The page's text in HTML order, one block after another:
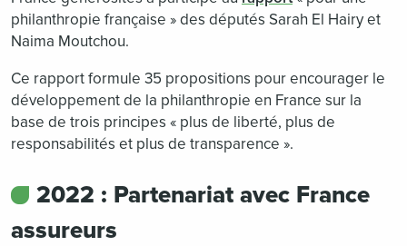
philanthropie française » des députés Sarah El Hairy et
Naima Moutchou.
Ce rapport formule 35 propositions pour encourager le
développement de la philanthropie en France sur la
base de trois principes « plus de liberté, plus de
responsabilités et plus de transparence ».
2022 : Partenariat avec France
assureurs